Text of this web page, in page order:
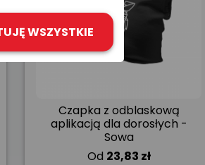
Czapka z odblaskową
aplikacją dla dorosłych -
Sowa
Od 23,83 zł
WSZYSTKIE